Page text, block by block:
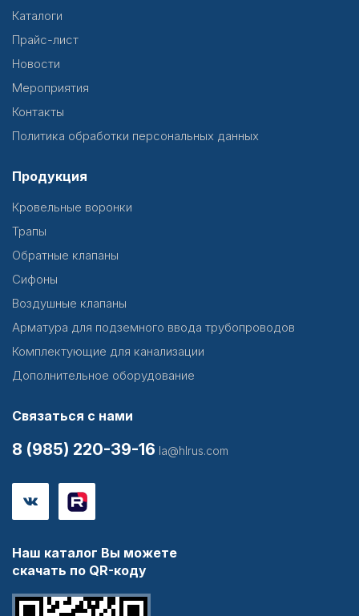
Каталоги
Прайс-лист
Новости
Мероприятия
Контакты
Политика обработки персональных данных
Продукция
Кровельные воронки
Трапы
Обратные клапаны
Сифоны
Воздушные клапаны
Арматура для подземного ввода трубопроводов
Комплектующие для канализации
Дополнительное оборудование
Связаться с нами
8 (985) 220-39-16 la@hlrus.com
Наш каталог Вы можете
скачать по QR-коду